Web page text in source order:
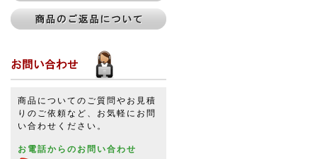
商品についてのご質問やお見積
りのご依頼など、お気軽にお問
い合わせください。
お電話からのお問い合わせ